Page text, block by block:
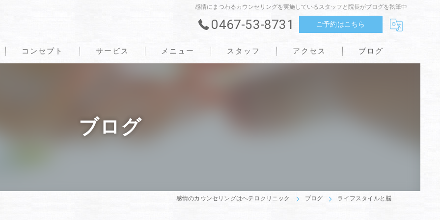
感情にまつわるカウンセリングを実施しているスタッフと院長がブログを執筆中
0467-53-8731 ご予約はこちら
コンセプト サービス メニュー スタッフ アクセス ブログ
ブログ
感情のカウンセリングはヘテロクリニック ブログ ライフスタイルと脳